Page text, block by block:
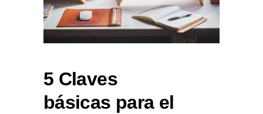
5 Claves
básicas para el